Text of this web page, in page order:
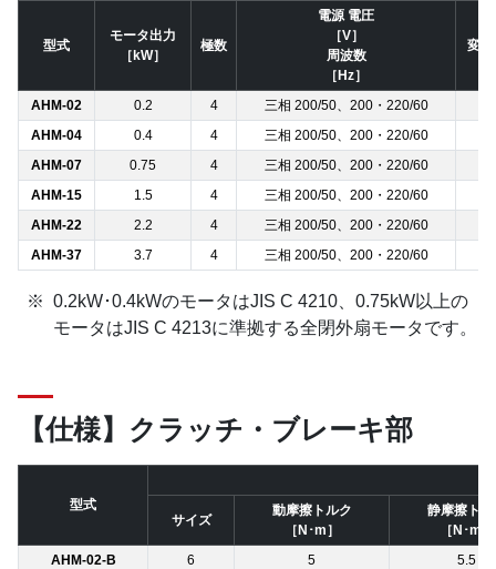
型式
モータ出力
［kW］
極数
電源 電圧
［V］
周波数
［Hz］
変
AHM-02 0.2 4 三相 200/50、200・220/60
AHM-04
0.4 4 三相 200/50、200・220/60
AHM-07
0.75 4 三相 200/50、200・220/60
AHM-15
1.5 4 三相 200/50、200・220/60
AHM-22
2.2 4 三相 200/50、200・220/60
AHM-37
3.7 4 三相 200/50、200・220/60
0.2kW･0.4kWのモータはJIS C 4210、0.75kW以上の
モータはJIS C 4213に準拠する全閉外扇モータです。
【仕様】クラッチ・ブレーキ部
型式
サイズ
動摩擦トルク
［N･m］
静摩擦トル
［N･m］
AHM-02-B
6 5
5.5